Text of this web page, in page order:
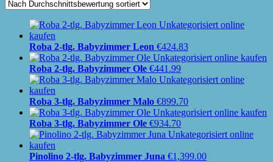
Roba 2-tlg. Babyzimmer Leon €424.83
Roba 2-tlg. Babyzimmer Ole €441.99
Roba 3-tlg. Babyzimmer Malo €899.70
Roba 3-tlg. Babyzimmer Ole €934.70
Pinolino 2-tlg. Babyzimmer Juna €1,399.00